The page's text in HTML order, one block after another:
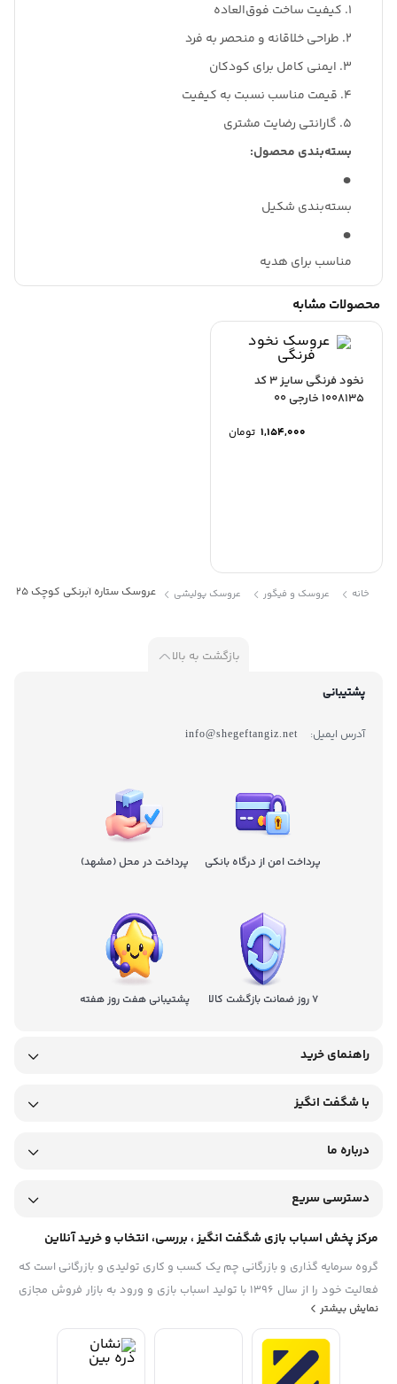
۱. کیفیت ساخت فوق‌العاده
۲. طراحی خلاقانه و منحصر به فرد
۳. ایمنی کامل برای کودکان
۴. قیمت مناسب نسبت به کیفیت
۵. گارانتی رضایت مشتری
بسته‌بندی محصول:
بسته‌بندی شکیل
مناسب برای هدیه
محصولات مشابه
نخود فرنگی سایز 3 کد
1008135 خارجی 00
1,154,000 تومان
خانه عروسک و فیگور عروسک پولیشی عروسک ستاره آبرنگى کوچک 25 سانتى متر خارجی 36
بازگشت به بالا
پشتیبانی
آدرس ایمیل: info@shegeftangiz.net
پرداخت امن از درگاه بانکی پرداخت در محل (مشهد)
7 روز ضمانت بازگشت کالا پشتیبانی هفت روز هفته
راهنمای خرید
با شگفت انگیز
درباره ما
دسترسی سریع
مرکز پخش اسباب بازی شگفت انگیز ، بررسی، انتخاب و خرید آنلاین
گروه سرمایه گذاری و بازرگانی چم یک کسب و کاری تولیدی و بازرگانی است که
فعالیت خود را از سال 1396 با تولید اسباب بازی و ورود به بازار فروش مجازی
آغاز نمود. توسعه زیرساخت های علمی و فنی دیجیتال مارکتینگ در بستر این
مجموعه با رویکرد تجارت اسلامی در سایه الطاف الهی زمینه ساز رشد این
مجموعه گردید. افتتاح بزرگترین مرکز فروش عمده اسباب بازی شرق کشور و
نمایش بیشتر